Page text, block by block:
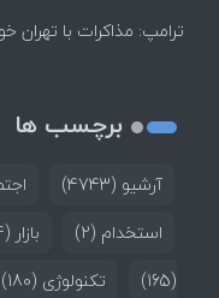
ترامپ: مذاکرات با
برچسب ها
آرشیو (4743)
استخدام (2) بازار (404)
(165)
تکنولوژی (180)